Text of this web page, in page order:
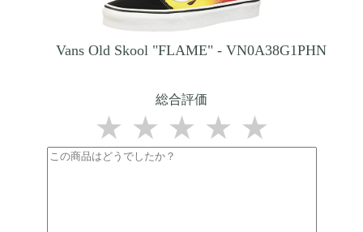
Vans Old Skool "FLAME" - VN0A38G1PHN
総合評価
★
★
★
★
★